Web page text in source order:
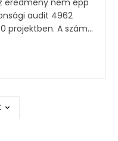
eredmény nem épp
audit 4962
kisebb-nagyobb hibát talált 390 projektben. A szám...